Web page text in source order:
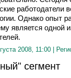
работодатели
Однако опыт
является одной
2008, 11:00 |
сегмент